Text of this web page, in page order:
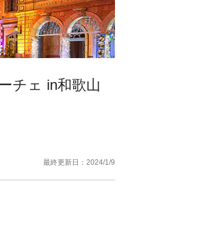
チェ in和歌山
最終更新日： 2024/1/9